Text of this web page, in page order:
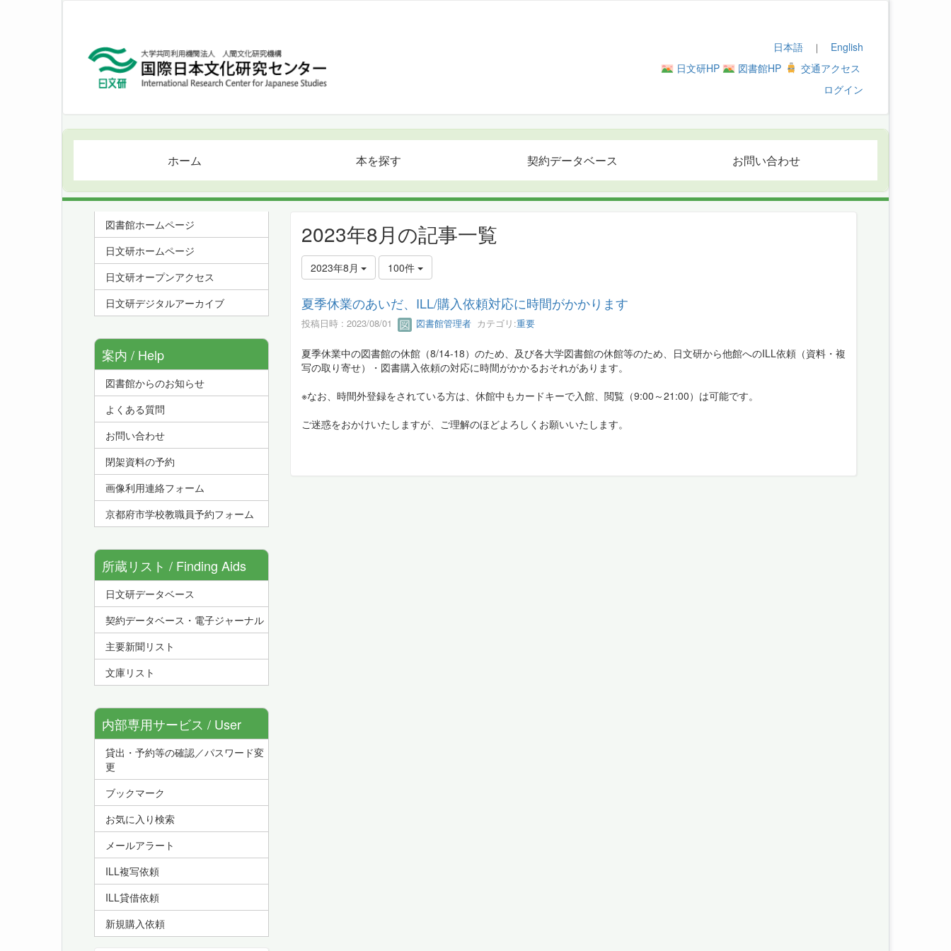
日本語｜ English
日文研HP
図書館HP
交通アクセス
ログイン
ホーム 本を探す 契約データベース お問い合わせ
2023年8月の記事一覧
2023年8月 100件
夏季休業のあいだ、ILL/購入依頼対応に時間がかかります
投稿日時 : 2023/08/01 図書館管理者 カテゴリ:重要
夏季休業中の図書館の休館（8/14-18）のため、及び各大学図書館の休館等のため、日文研から他館へのILL依頼（資料・複
写の取り寄せ）・図書購入依頼の対応に時間がかかるおそれがあります。
※なお、時間外登録をされている方は、休館中もカードキーで入館、閲覧（9:00～21:00）は可能です。
ご迷惑をおかけいたしますが、ご理解のほどよろしくお願いいたします。
図書館ホームページ
日文研ホームページ
日文研オープンアクセス
日文研デジタルアーカイブ
案内 / Help
図書館からのお知らせ
よくある質問
お問い合わせ
閉架資料の予約
画像利用連絡フォーム
京都府市学校教職員予約フォーム
所蔵リスト / Finding Aids
日文研データベース
契約データベース・電子ジャーナル
主要新聞リスト
文庫リスト
内部専用サービス / User
Service
貸出・予約等の確認／パスワード変
更
ブックマーク
お気に入り検索
メールアラート
ILL複写依頼
ILL貸借依頼
新規購入依頼